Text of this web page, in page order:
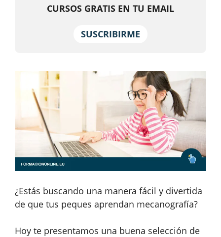
CURSOS GRATIS EN TU EMAIL
SUSCRIBIRME
¿Estás buscando una manera fácil y divertida
de que tus peques aprendan mecanografía?
Hoy te presentamos una buena selección de